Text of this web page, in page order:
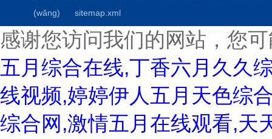
(wǎng)
sitemap.xml
感谢您访问我们的网站，您
五月综合在线,丁香六月久久
线视频,婷婷伊人五月天色综
综合网,激情五月在线观看,天